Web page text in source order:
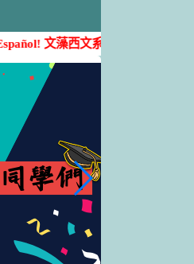
文藻西文系歡迎您的加入( ˶'ᵕ'˶)